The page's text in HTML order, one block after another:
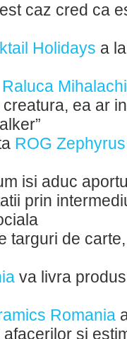
caz cred ca
Holidays a
Raluca
ea ar
ROG
isi aduc
prin
targuri de
va livra
Romania
si